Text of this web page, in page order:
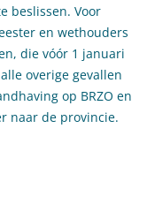
beslissen. Voor
en wethouders
die vóór 1 januari
overige gevallen
op BRZO en
naar de provincie.